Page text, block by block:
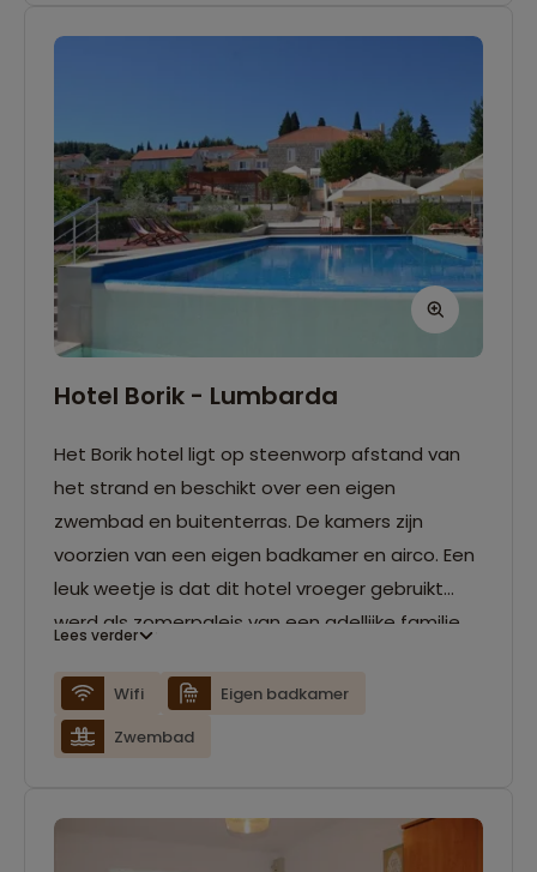
Hotel Borik - Lumbarda
Het Borik hotel ligt op steenworp afstand van
het strand en beschikt over een eigen
zwembad en buitenterras. De kamers zijn
voorzien van een eigen badkamer en airco. Een
leuk weetje is dat dit hotel vroeger gebruikt
werd als zomerpaleis van een adellijke familie.
Lees verder
Wifi
Eigen badkamer
Zwembad